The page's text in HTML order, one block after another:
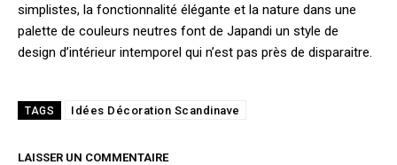
simplistes, la fonctionnalité élégante et la nature dans une
palette de couleurs neutres font de Japandi un style de
design d’intérieur intemporel qui n’est pas près de disparaitre.
TAGS Idées Décoration Scandinave
LAISSER UN COMMENTAIRE